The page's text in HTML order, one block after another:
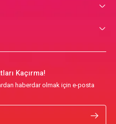
Kaçırma!
haberdar olmak için e-posta